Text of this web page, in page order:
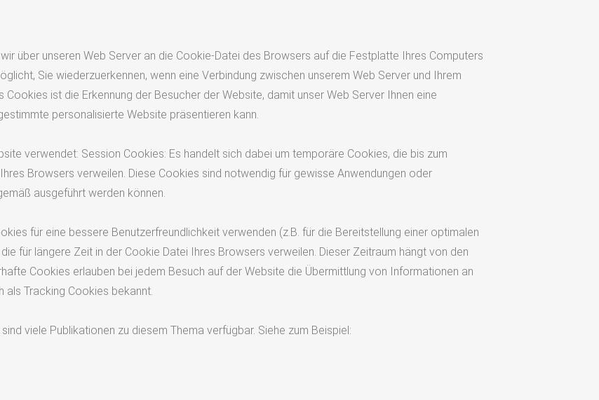
über unseren Web Server an die Cookie-Datei des Browsers auf die Festplatte Ihres Computers
Sie wiederzuerkennen, wenn eine Verbindung zwischen unserem Web Server und Ihrem
ist die Erkennung der Besucher der Website, damit unser Web Server Ihnen eine
personalisierte Website präsentieren kann.
verwendet: Session Cookies: Es handelt sich dabei um temporäre Cookies, die bis zum
Browsers verweilen. Diese Cookies sind notwendig für gewisse Anwendungen oder
ausgeführt werden können.
für eine bessere Benutzerfreundlichkeit verwenden (z.B. für die Bereitstellung einer optimalen
für längere Zeit in der Cookie Datei Ihres Browsers verweilen. Dieser Zeitraum hängt von den
Cookies erlauben bei jedem Besuch auf der Website die Übermittlung von Informationen an
als Tracking Cookies bekannt.
viele Publikationen zu diesem Thema verfügbar. Siehe zum Beispiel: